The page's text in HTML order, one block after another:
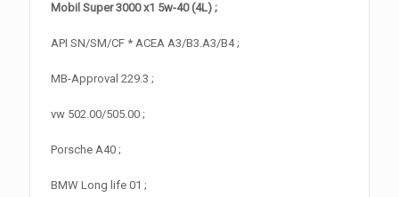
Mobil Super 3000 x1 5w-40 (4L) ;
API SN/SM/CF * ACEA A3/B3.A3/B4 ;
MB-Approval 229.3 ;
vw 502.00/505.00 ;
Porsche A40 ;
BMW Long life 01 ;